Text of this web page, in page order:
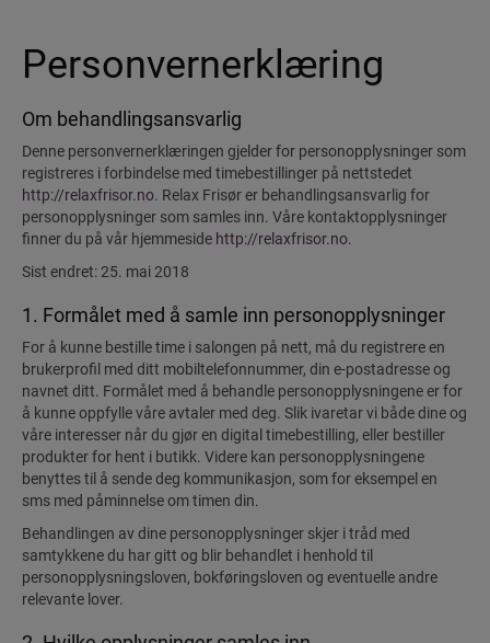
Personvernerklæring
Om behandlingsansvarlig
Denne personvernerklæringen gjelder for personopplysninger som
registreres i forbindelse med timebestillinger på nettstedet
http://relaxfrisor.no. Relax Frisør er behandlingsansvarlig for
personopplysninger som samles inn. Våre kontaktopplysninger
finner du på vår hjemmeside http://relaxfrisor.no.
Sist endret: 25. mai 2018
1. Formålet med å samle inn personopplysninger
For å kunne bestille time i salongen på nett, må du registrere en
brukerprofil med ditt mobiltelefonnummer, din e-postadresse og
navnet ditt. Formålet med å behandle personopplysningene er for
å kunne oppfylle våre avtaler med deg. Slik ivaretar vi både dine og
våre interesser når du gjør en digital timebestilling, eller bestiller
produkter for hent i butikk. Videre kan personopplysningene
benyttes til å sende deg kommunikasjon, som for eksempel en
sms med påminnelse om timen din.
Behandlingen av dine personopplysninger skjer i tråd med
samtykkene du har gitt og blir behandlet i henhold til
personopplysningsloven, bokføringsloven og eventuelle andre
relevante lover.